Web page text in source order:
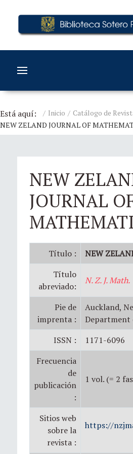
Está aquí: Inicio
Catálogo de
NEW ZELAND JOURNAL OF
NEW
JOURNAL
Título :
NEW
Título
abreviado:
N. Z. J. Math.
Pie de
imprenta :
Auckland,
Department
ISSN :
1171-6096
Frecuencia
de
publicación
:
1 vol. (= 2
Sitios web
sobre la
revista :
https://